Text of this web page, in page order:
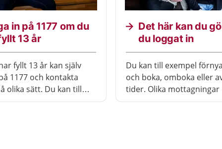
in på 1177 om du
13 år
fyllt 13 år kan själv
1177 och kontakta
olika sätt. Du kan till
Det här kan du
du loggat in
Du kan till exempel
och boka, omboka eller
tider. Olika